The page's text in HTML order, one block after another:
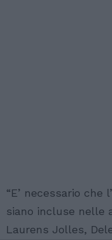
“E’ necessario che
siano incluse nelle
Laurens Jolles,